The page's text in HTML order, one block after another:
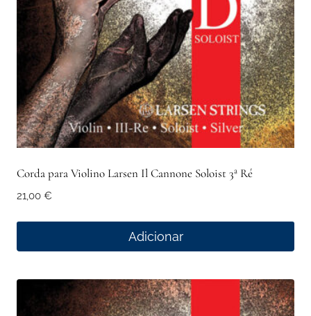
Corda para Violino Larsen Il Cannone Soloist 3ª Ré
21,00 €
Adicionar